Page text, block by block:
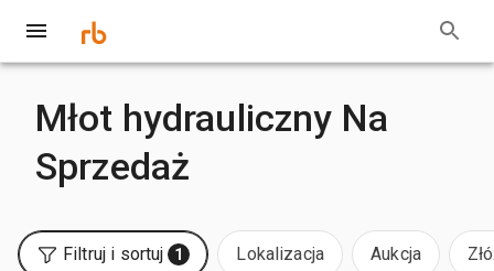
Młot hydrauliczny Na
Sprzedaż
Filtruj i sortuj 1 Lokalizacja Aukcja